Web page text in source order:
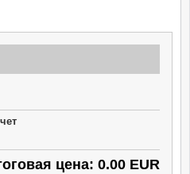
цена: 0.00 EUR